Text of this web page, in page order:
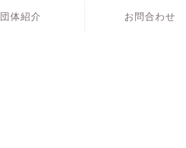
団体紹介 お問合わせ